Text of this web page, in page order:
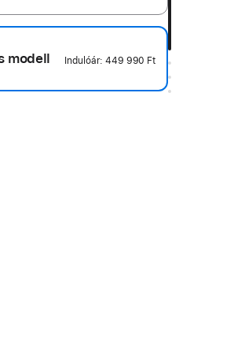
modell Indulóár:449 990 Ft